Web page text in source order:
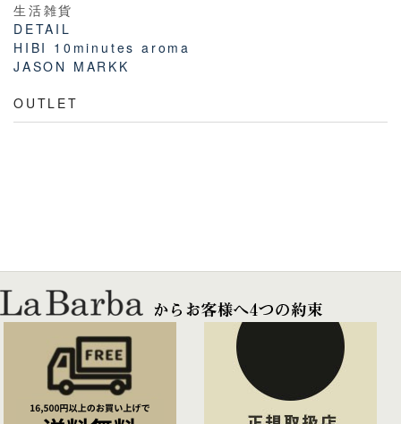
生活雑貨
DETAIL
HIBI 10minutes aroma
JASON MARKK
OUTLET